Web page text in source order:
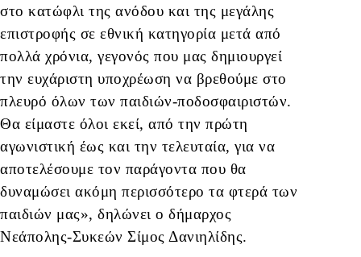
στο κατώφλι της ανόδου και της μεγάλης
επιστροφής σε εθνική κατηγορία μετά από
πολλά χρόνια, γεγονός που μας δημιουργεί
την ευχάριστη υποχρέωση να βρεθούμε στο
πλευρό όλων των παιδιών-ποδοσφαιριστών.
Θα είμαστε όλοι εκεί, από την πρώτη
αγωνιστική έως και την τελευταία, για να
αποτελέσουμε τον παράγοντα που θα
δυναμώσει ακόμη περισσότερο τα φτερά των
παιδιών μας», δηλώνει ο δήμαρχος
Νεάπολης-Συκεών Σίμος Δανιηλίδης.